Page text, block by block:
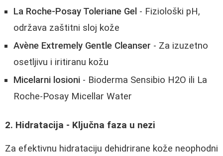
La Roche-Posay Toleriane Gel - Fiziološki pH,
održava zaštitni sloj kože
Avène Extremely Gentle Cleanser - Za izuzetno
osetljivu i iritiranu kožu
Micelarni losioni - Bioderma Sensibio H2O ili La
Roche-Posay Micellar Water
2. Hidratacija - Ključna faza u nezi
Za efektivnu hidrataciju dehidrirane kože neophodni